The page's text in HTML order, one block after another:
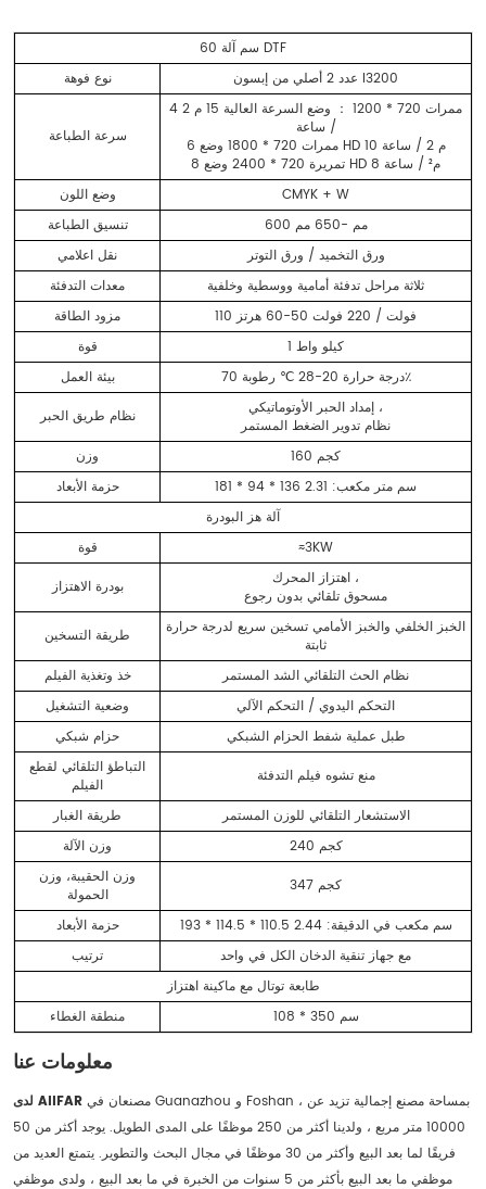
60 سم آلة DTF
نوع فوهة
عدد 2 أصلي من إبسون I3200
سرعة الطباعة
4 ممرات 720 * 1200 ： وضع السرعة العالية 15 م 2
/ ساعة
6 ممرات 720 * 1800 وضع HD 10 م 2 / ساعة
8 تمريرة 720 * 2400 وضع HD 8 م² / ساعة
وضع اللون
CMYK + W
تنسيق الطباعة
600 مم -650 مم
نقل اعلامي
ورق التخميد / ورق التوتر
معدات التدفئة
ثلاثة مراحل تدفئة أمامية ووسطية وخلفية
مزود الطاقة
110 فولت / 220 فولت 50-60 هرتز
قوة
1 كيلو واط
بيئة العمل
درجة حرارة 20-28 ℃ رطوبة 70٪
نظام طريق الحبر
إمداد الحبر الأوتوماتيكي ،
نظام تدوير الضغط المستمر
وزن
160 كجم
حزمة الأبعاد
181 * 94 * 136 سم متر مكعب: 2.31
آلة هز البودرة
قوة
≈3KW
بودرة الاهتزاز
اهتزاز المحرك ،
مسحوق تلقائي بدون رجوع
طريقة التسخين
الخبز الخلفي والخبز الأمامي تسخين سريع لدرجة حرارة
ثابتة
خذ وتغذية الفيلم
نظام الحث التلقائي الشد المستمر
وضعية التشغيل
التحكم اليدوي / التحكم الآلي
حزام شبكي
طبل عملية شفط الحزام الشبكي
التباطؤ التلقائي لقطع
الفيلم
منع تشوه فيلم التدفئة
طريقة الغبار
الاستشعار التلقائي للوزن المستمر
وزن الآلة
240 كجم
وزن الحقيبة، وزن
الحمولة
347 كجم
حزمة الأبعاد
193 * 114.5 * 110.5 سم مكعب في الدقيقة: 2.44
ترتيب
مع جهاز تنقية الدخان الكل في واحد
طابعة توتال مع ماكينة اهتزاز
منطقة الغطاء
108 * 350 سم
معلومات عنا
لدى AIIFAR
10000 متر مربع ، ولدينا أكثر من 250 موظفًا على المدى الطويل. يوجد أكثر من 50
فريقًا لما بعد البيع وأكثر من 30 موظفًا في مجال البحث والتطوير. يتمتع العديد من
موظفي ما بعد البيع بأكثر من 5 سنوات من الخبرة في ما بعد البيع ، ولدى موظفي